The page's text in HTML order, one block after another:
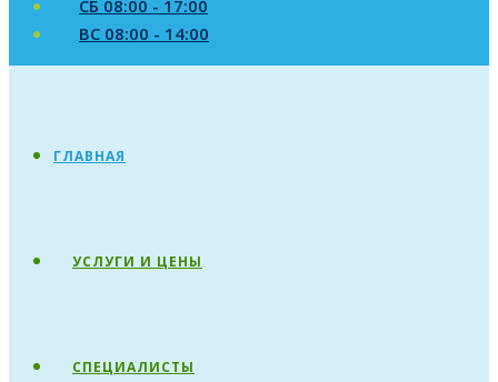
СБ 08:00 - 17:00
ВС 08:00 - 14:00
ГЛАВНАЯ
УСЛУГИ И ЦЕНЫ
СПЕЦИАЛИСТЫ